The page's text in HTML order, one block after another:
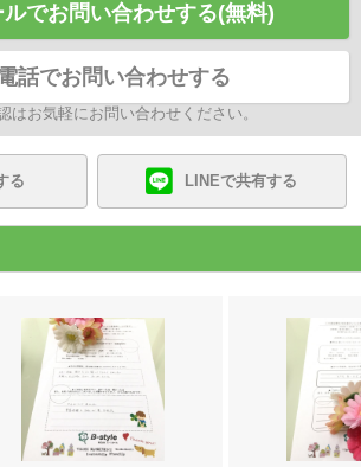
ルでお問い合わせする(無料)
電話でお問い合わせする
はお気軽にお問い合わせください。
る LINEで共有する